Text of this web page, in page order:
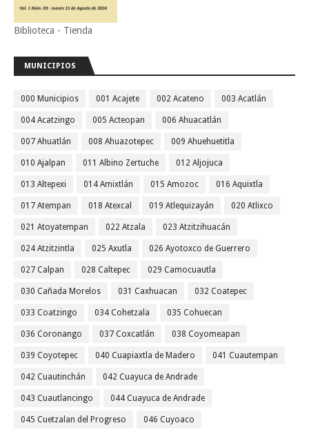
Biblioteca - Tienda
MUNICIPIOS
000 Municipios 001 Acajete 002 Acateno 003 Acatlán
004 Acatzingo 005 Acteopan 006 Ahuacatlán
007 Ahuatlán 008 Ahuazotepec 009 Ahuehuetitla
010 Ajalpan 011 Albino Zertuche 012 Aljojuca
013 Altepexi 014 Amixtlán 015 Amozoc 016 Aquixtla
017 Atempan 018 Atexcal 019 Atlequizayán 020 Atlixco
021 Atoyatempan 022 Atzala 023 Atzitzihuacán
024 Atzitzintla 025 Axutla 026 Ayotoxco de Guerrero
027 Calpan 028 Caltepec 029 Camocuautla
030 Cañada Morelos 031 Caxhuacan 032 Coatepec
033 Coatzingo 034 Cohetzala 035 Cohuecan
036 Coronango 037 Coxcatlán 038 Coyomeapan
039 Coyotepec 040 Cuapiaxtla de Madero 041 Cuautempan
042 Cuautinchán 042 Cuayuca de Andrade
043 Cuautlancingo 044 Cuayuca de Andrade
045 Cuetzalan del Progreso 046 Cuyoaco